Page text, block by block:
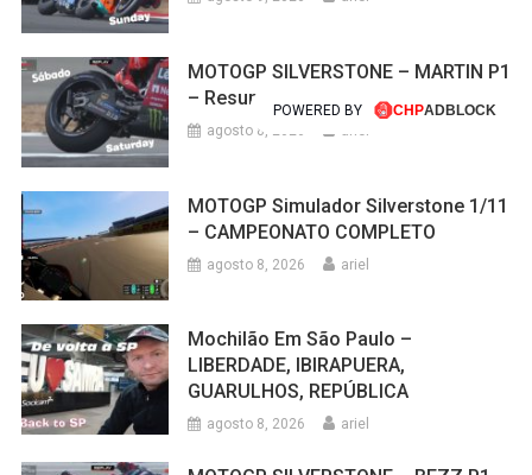
GUARULHOS, REPÚBLICA
agosto 8, 2026 ariel
agosto 5, 2026 ariel
MOTOGPGAME – COMPARATIVO
POWERED BY